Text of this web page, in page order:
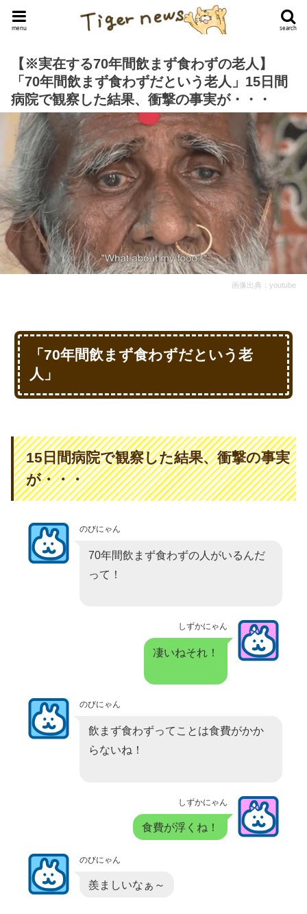
search
menu
【※実在する70年間飲まず食わずの老人】
「70年間飲まず食わずだという老人」15日間
病院で観察した結果、衝撃の事実が・・・
画像出典：youtube
「70年間飲まず食わずだという老
人」
15日間病院で観察した結果、衝撃の事実
が・・・
のびにゃん
70年間飲まず食わずの人がいるんだ
って！
しずかにゃん
凄いねそれ！
のびにゃん
飲まず食わずってことは食費がかか
らないね！
しずかにゃん
食費が浮くね！
のびにゃん
羨ましいなぁ～